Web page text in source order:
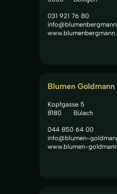
031 921 76 80
Blumen Goldmann
Kopfgasse 5
8180
Bülach
044 850 64 00
info@blumen-
www.blumen-